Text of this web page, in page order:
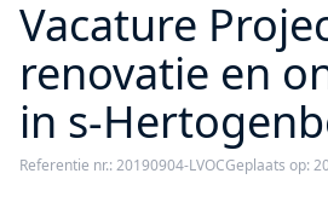
Vacature
renovatie en
in s-
Referentie nr.: 20190904-LVOCGeplaats op: